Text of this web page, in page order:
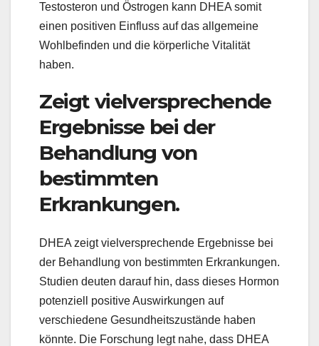
Testosteron und Östrogen kann DHEA somit
einen positiven Einfluss auf das allgemeine
Wohlbefinden und die körperliche Vitalität
haben.
Zeigt vielversprechende
Ergebnisse bei der
Behandlung von
bestimmten
Erkrankungen.
DHEA zeigt vielversprechende Ergebnisse bei
der Behandlung von bestimmten Erkrankungen.
Studien deuten darauf hin, dass dieses Hormon
potenziell positive Auswirkungen auf
verschiedene Gesundheitszustände haben
könnte. Die Forschung legt nahe, dass DHEA